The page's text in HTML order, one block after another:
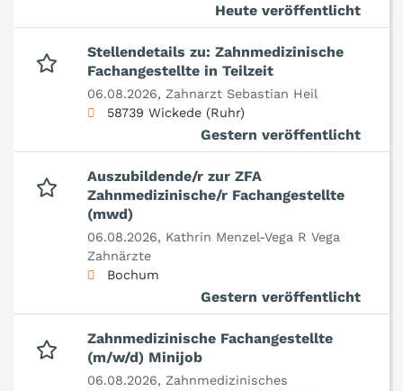
Heute veröffentlicht
Stellendetails zu: Zahnmedizinische
Fachangestellte in Teilzeit
06.08.2026, Zahnarzt Sebastian Heil
58739 Wickede (Ruhr)
Gestern veröffentlicht
Auszubildende/r zur ZFA
Zahnmedizinische/r Fachangestellte
(mwd)
06.08.2026, Kathrin Menzel-Vega R Vega
Zahnärzte
Bochum
Gestern veröffentlicht
Zahnmedizinische Fachangestellte
(m/w/d) Minijob
06.08.2026, Zahnmedizinisches